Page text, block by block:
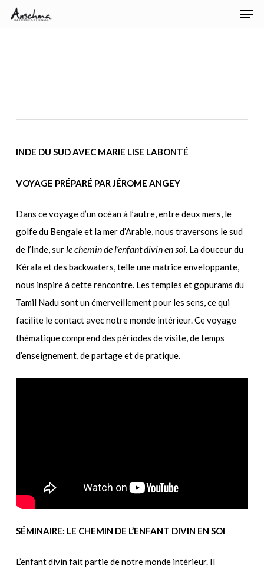
Skip
INDE DU SUD AVEC MARIE LISE LABONTÉ
VOYAGE PRÉPARÉ PAR JÉROME ANGEY
Dans ce voyage d’un océan à l’autre, entre deux mers, le
golfe du Bengale et la mer d’Arabie, nous traversons le sud
de l’Inde, surle chemin de l’enfant divin en soi. La douceur du
Kérala et des backwaters, telle une matrice enveloppante,
nous inspire à cette rencontre. Les temples et gopurams du
Tamil Nadu sont un émerveillement pour les sens, ce qui
facilite le contact avec notre monde intérieur. Ce voyage
thématique comprend des périodes de visite, de temps
d’enseignement, de partage et de pratique.
SÉMINAIRE: LE CHEMIN DE L’ENFANT DIVIN EN SOI
L’enfant divin fait partie de notre monde intérieur. Il
Menu